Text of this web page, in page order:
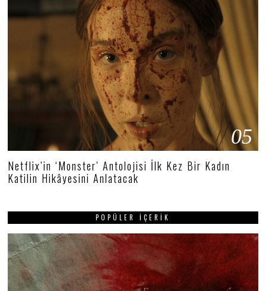
05
Netflix’in ‘Monster’ Antolojisi İlk Kez Bir Kadın
Katilin Hikâyesini Anlatacak
POPÜLER İÇERIK